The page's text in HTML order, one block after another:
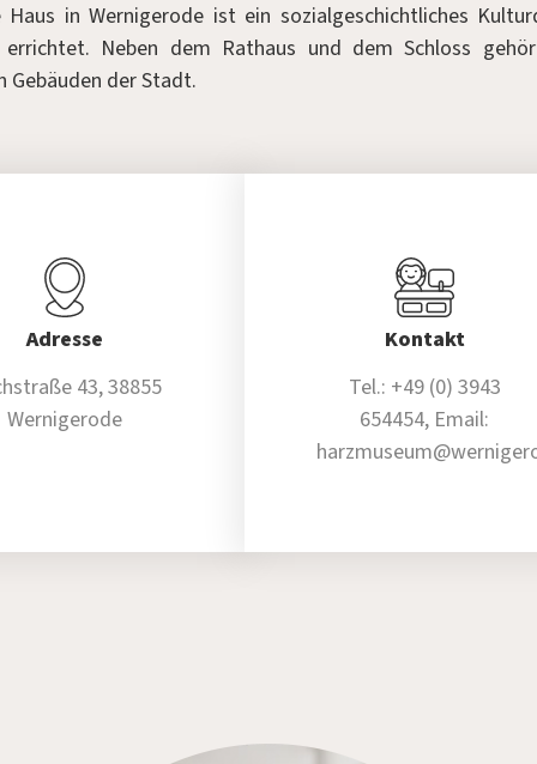
Haus in Wernigerode ist ein sozialgeschichtliches
Neben dem Rathaus und dem Schloss
Gebäuden der Stadt.
Adresse
43, 38855
Wernigerode
Kontakt
Tel.: +49 (0) 3943
654454, Email: